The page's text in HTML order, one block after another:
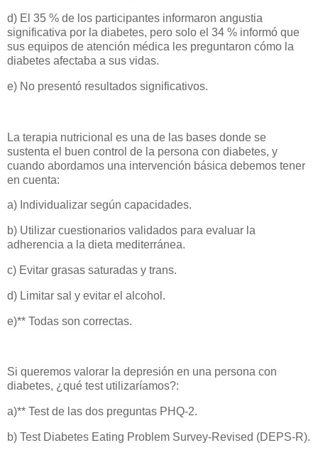
d) El 35 % de los participantes informaron angustia
significativa por la diabetes, pero solo el 34 % informó que
sus equipos de atención médica les preguntaron cómo la
diabetes afectaba a sus vidas.
e) No presentó resultados significativos.
La terapia nutricional es una de las bases donde se
sustenta el buen control de la persona con diabetes, y
cuando abordamos una intervención básica debemos tener
en cuenta:
a) Individualizar según capacidades.
b) Utilizar cuestionarios validados para evaluar la
adherencia a la dieta mediterránea.
c) Evitar grasas saturadas y trans.
d) Limitar sal y evitar el alcohol.
e)** Todas son correctas.
Si queremos valorar la depresión en una persona con
diabetes, ¿qué test utilizaríamos?:
a)** Test de las dos preguntas PHQ-2.
b) Test Diabetes Eating Problem Survey-Revised (DEPS-R).